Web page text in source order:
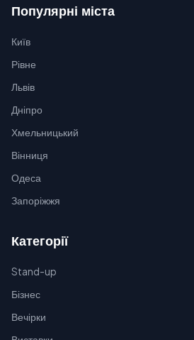
Популярні міста
Київ
Рівне
Львів
Дніпро
Хмельницький
Вінниця
Одеса
Запоріжжя
Категорії
Stand-up
Бізнес
Вечірки